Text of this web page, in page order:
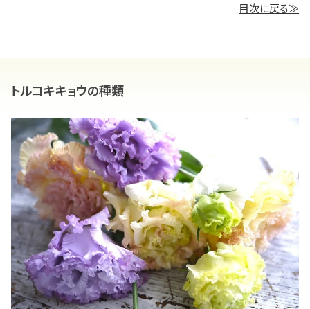
目次に戻る≫
トルコキキョウの種類